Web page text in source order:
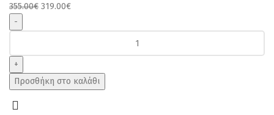
355.00€ Original
was:
319.00€Η
τιμή
319.00€.
BXD
6597_CPA
(10inc)
MULTIMEDIA
Προσθήκη στο καλάθι